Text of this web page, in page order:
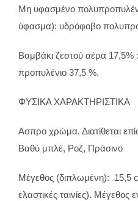
Μη υφασμένο
ύφασμα): υδρόφοβο
Βαμβάκι ζεστού αέρα 17,5%
προπυλένιο 37,5 %.
ΦΥΣΙΚΑ ΧΑΡΑΚΤΗΡΙΣΤΙΚΑ
Ασπρο χρώμα. Διατίθεται
Βαθύ μπλέ, Ροζ, Πράσινο
Μέγεθος (διπλωμένη): 15,5
ελαστικές ταινίες). Μέγεθος